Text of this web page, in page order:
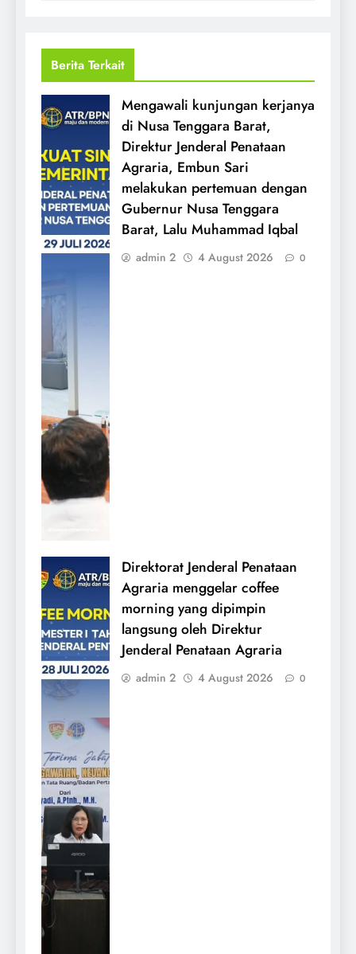
Berita Terkait
Mengawali kunjungan kerjanya
di Nusa Tenggara Barat,
Direktur Jenderal Penataan
Agraria, Embun Sari
melakukan pertemuan dengan
Gubernur Nusa Tenggara
Barat, Lalu Muhammad Iqbal
admin 2 4 August 2026 0
Direktorat Jenderal Penataan
Agraria menggelar coffee
morning yang dipimpin
langsung oleh Direktur
Jenderal Penataan Agraria
admin 2 4 August 2026 0